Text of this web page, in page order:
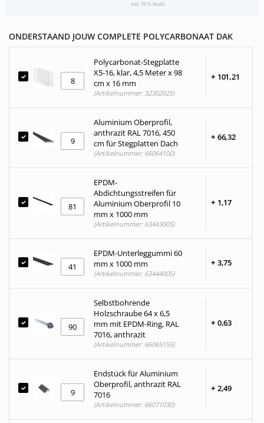
Inkl. 19 % MwSt.
ONDERSTAAND JOUW COMPLETE POLYCARBONAAT DAK
Polycarbonat-Stegplatte
X5-16, klar, 4,5 Meter x 98
cm x 16 mm
+ 101,21
(Artikelnummer: 32302025)
Aluminium Oberprofil,
anthrazit RAL 7016, 450
cm für Stegplatten Dach
+ 66,32
(Artikelnummer: 66064100)
EPDM-
Abdichtungsstreifen für
Aluminium Oberprofil 10
mm x 1000 mm
+ 1,17
(Artikelnummer: 63443005)
EPDM-Unterleggummi 60
mm x 1000 mm
+ 3,75
(Artikelnummer: 63444005)
Selbstbohrende
Holzschraube 64 x 6,5
mm mit EPDM-Ring, RAL
7016, anthrazit
+ 0,63
(Artikelnummer: 66065155)
Endstück für Aluminium
Oberprofil, anthrazit RAL
7016
+ 2,49
(Artikelnummer: 66071030)